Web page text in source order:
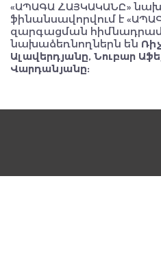
«ԱՊԱԳԱ ՀԱՅԿԱԿԱՆԸ»
ֆինանսավորվում է
զարգացման
նախաձեռնողներն են
Ալավերդյանը, Նուբար
Վարդանյանը: